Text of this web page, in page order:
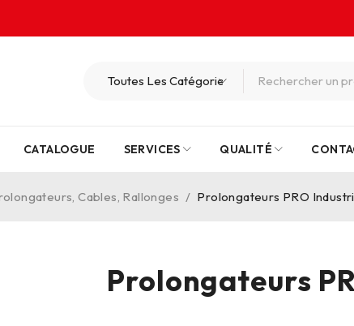
CATALOGUE SERVICES QUALITÉ
Prolongateurs
Cables, Rallonges / Prolongateurs PRO